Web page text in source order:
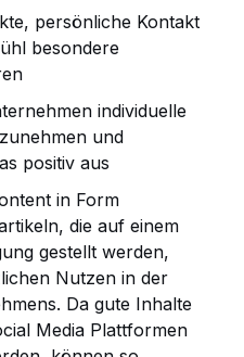
persönliche Kontakt
besondere
individuelle
und
positiv aus
in Form
die auf einem
gestellt werden,
Nutzen in der
Da gute Inhalte
Media Plattformen